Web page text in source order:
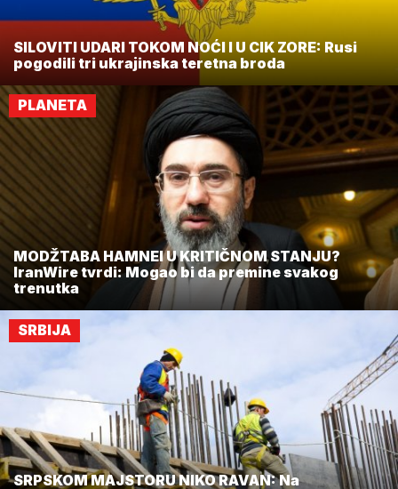
SILOVITI UDARI TOKOM NOĆI I U CIK ZORE: Rusi
pogodili tri ukrajinska teretna broda
PLANETA
MODŽTABA HAMNEI U KRITIČNOM STANJU?
IranWire tvrdi: Mogao bi da premine svakog
trenutka
SRBIJA
SRPSKOM MAJSTORU NIKO RAVAN: Na